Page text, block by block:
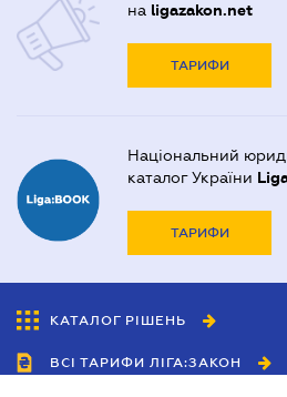
на ligazakon.net
ТАРИФИ
Національний
каталог України
ТАРИФИ
КАТАЛОГ РІШЕНЬ
ВСІ ТАРИФИ ЛІГА:ЗАКОН